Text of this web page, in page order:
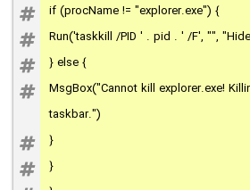
if (procName != "explorer.exe") {
Run('taskkill /PID ' . pid . ' /F', "",
} else {
MsgBox("Cannot kill explorer.exe!
taskbar.")
}
}